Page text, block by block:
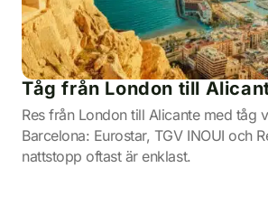
Tåg från London till
Res från London till Alicante med tåg
Barcelona: Eurostar, TGV INOUI och
nattstopp oftast är enklast.